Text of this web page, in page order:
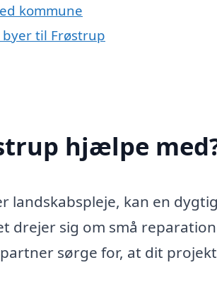
kommune
til Frøstrup
hjælpe
landskabspleje, kan en dygtig
drejer sig om små
sørge for, at dit